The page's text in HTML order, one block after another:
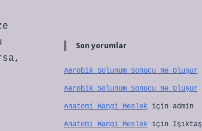
Son yorumlar
Aerobik Solunum Sonucu Ne Oluşur
Aerobik Solunum Sonucu Ne Oluşur
Anatomi Hangi Meslekiçin admin
Anatomi Hangi Meslekiçin Işıktaş